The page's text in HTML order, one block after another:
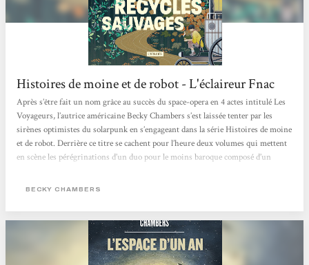
Histoires de moine et de robot - L'éclaireur Fnac
Après s’être fait un nom grâce au succès du space-opera en 4 actes intitulé Les
Voyageurs, l’autrice américaine Becky Chambers s’est laissée tenter par les
sirènes optimistes du solarpunk en s’engageant dans la série Histoires de moine
et de robot. Derrière ce titre se cachent pour l’heure deux volumes qui mettent
en scène les pérégrinations d’un duo pour le moins baroque composé d’un
technologie et la nature coexistent enfin pacifiquement. Après...
BECKY CHAMBERS